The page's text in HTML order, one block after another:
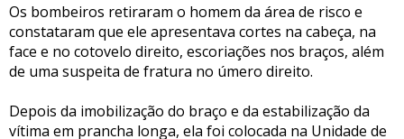
Os bombeiros retiraram o homem da área de risco e
constataram que ele apresentava cortes na cabeça, na
face e no cotovelo direito, escoriações nos braços, além
de uma suspeita de fratura no úmero direito.
Depois da imobilização do braço e da estabilização da
vítima em prancha longa, ela foi colocada na Unidade de